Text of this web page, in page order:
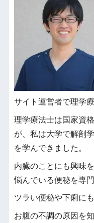
サイト運営者で理学
理学療法士は国家資
が、私は大学で解剖
を学んできました。
内臓のことにも興味
悩んでいる便秘を専
ツラい便秘や下痢に
お腹の不調の原因を